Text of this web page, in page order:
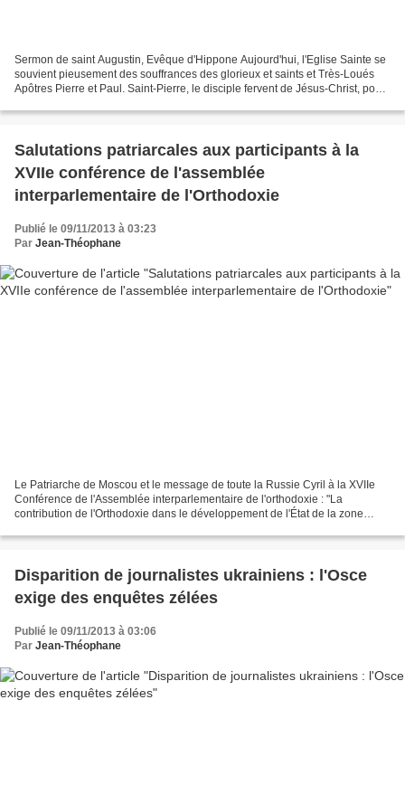
Sermon de saint Augustin, Evêque d'Hippone Aujourd'hui, l'Eglise Sainte se
souvient pieusement des souffrances des glorieux et saints et Très-Loués
Apôtres Pierre et Paul. Saint-Pierre, le disciple fervent de Jésus-Christ, pour
Salutations patriarcales aux participants à la
XVIIe conférence de l'assemblée
interparlementaire de l'Orthodoxie
Publié le 09/11/2013 à 03:23
Par Jean-Théophane
Le Patriarche de Moscou et le message de toute la Russie Cyril à la XVIIe
Conférence de l'Assemblée interparlementaire de l'orthodoxie : "La
contribution de l'Orthodoxie dans le développement de l'État de la zone
Disparition de journalistes ukrainiens : l'Osce
exige des enquêtes zélées
Publié le 09/11/2013 à 03:06
Par Jean-Théophane